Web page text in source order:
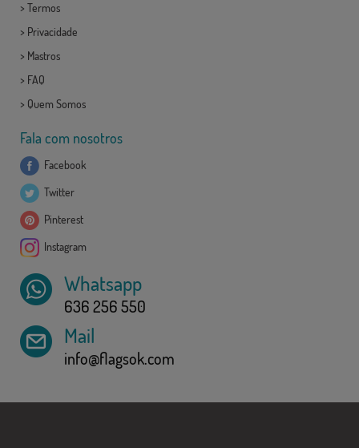
> Termos
> Privacidade
> Mastros
> FAQ
> Quem Somos
Fala com nosotros
Facebook
Twitter
Pinterest
Instagram
Whatsapp
636 256 550
Mail
info@flagsok.com